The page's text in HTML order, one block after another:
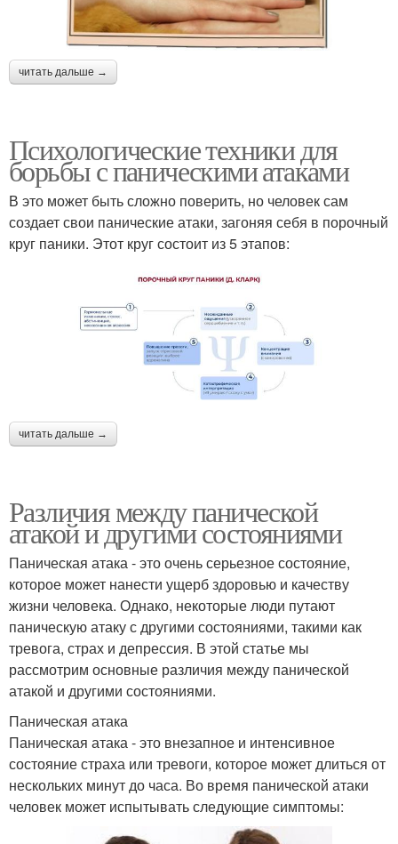
читать дальше →
Психологические техники для
борьбы с паническими атаками
В это может быть сложно поверить, но человек сам
создает свои панические атаки, загоняя себя в порочный
круг паники. Этот круг состоит из 5 этапов:
читать дальше →
Различия между панической
атакой и другими состояниями
Паническая атака - это очень серьезное состояние,
которое может нанести ущерб здоровью и качеству
жизни человека. Однако, некоторые люди путают
паническую атаку с другими состояниями, такими как
тревога, страх и депрессия. В этой статье мы
рассмотрим основные различия между панической
атакой и другими состояниями.
Паническая атака
Паническая атака - это внезапное и интенсивное
состояние страха или тревоги, которое может длиться от
нескольких минут до часа. Во время панической атаки
человек может испытывать следующие симптомы: